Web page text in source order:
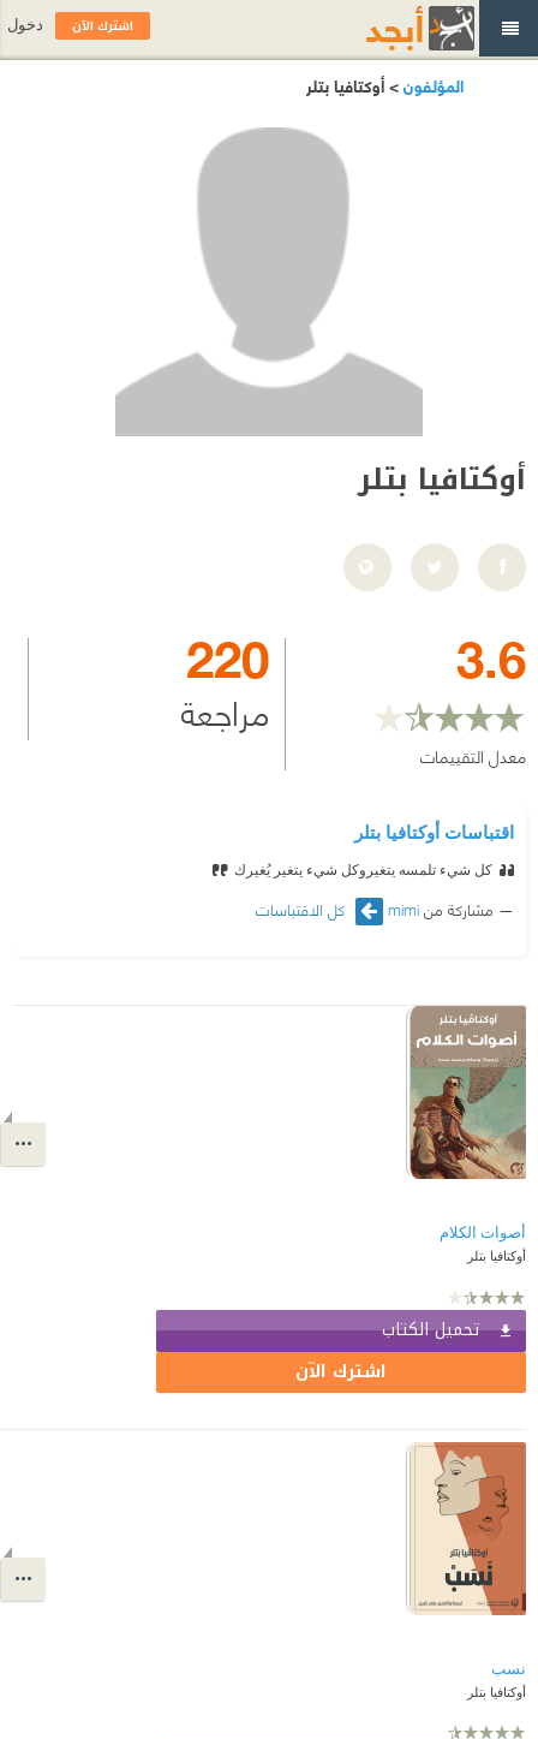
المؤلفون> أوكتافيا بتلر
أوكتافيا بتلر
3.6
معدل التقييمات
220
مراجعة
اقتباسات أوكتافيا بتلر
كل شيء تلمسه يتغير وكل شيء يتغير يُغيرك
مشاركة منmimi كل الاقتباسات
أصوات الكلام
أوكتافيا بتلر
تحميل الكتاب
اشترك الآن
نسب
أوكتافيا بتلر
اشترك الآن دخول